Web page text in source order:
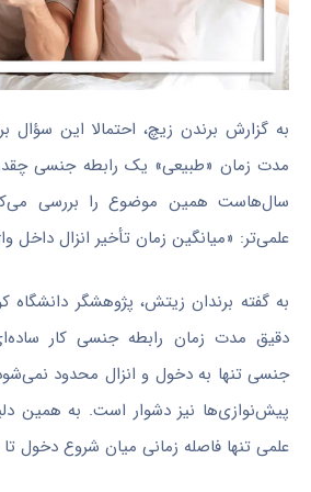
به گزارش برندن زیچ، احتمالا این سؤال
مدت زمان «طبیعی» یک رابطه جنسی
سال‌هاست همین موضوع را بررسی
علمی‌تر: «میانگین زمان تأخیر انزال داخل
به گفته برندان زیتش، پژوهشگر دانشگاه
دقیق مدت زمان رابطه جنسی کار
جنسی تنها به دخول و انزال محدود
پیش‌نوازی‌ها نیز دشوار است. به همین
علمی تنها فاصله زمانی میان شروع دخول تا